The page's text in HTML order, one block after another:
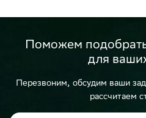
Поможем
для
Перезвоним, обсудим ваши
рассчитаем